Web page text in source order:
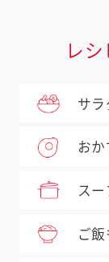
レ
サ
お
ス
ご